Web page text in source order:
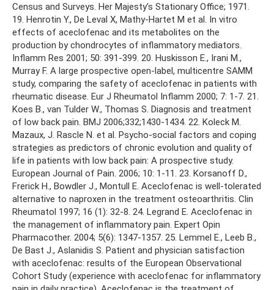
Census and Surveys. Her Majesty’s Stationary Office; 1971.
19. Henrotin Y., De Leval Х, Mathy-Hartet M et al. In vitro
effects of aceclofenac and its metabolites on the
production by chondrocytes of inflammatory mediators.
Inflamm Res 2001; 50: 391-399. 20. Huskisson E., Irani M.,
Murray F. A large prospective open-label, multicentre SAMM
study, comparing the safety of aceclofenac in patients with
rheumatic disease. Eur J Rheumatol Inflamm 2000; 7: 1-7. 21.
Koes B., van Tulder W., Thomas S. Diagnosis and treatment
of low back pain. BMJ 2006;332;1430-1434. 22. Koleck M.
Mazaux, J. Rascle N. et al. Psycho-social factors and coping
strategies as predictors of chronic evolution and quality of
life in patients with low back pain: A prospective study.
European Journal of Pain. 2006; 10: 1-11. 23. Korsanoff D.,
Frerick H., Bowdler J., Montull E. Aceclofenac is well-tolerated
alternative to naproхen in the treatment osteoarthritis. Clin
Rheumatol 1997; 16 (1): 32-8. 24. Legrand E. Aceclofenac in
the management of inflammatory pain. Expert Opin
Pharmacother. 2004; 5(6): 1347-1357. 25. Lemmel E., Leeb B.,
De Bast J., Aslanidis S. Patient and physician satisfaction
with aceclofenac: results of the European Observational
Cohort Study (experience with aceclofenac for inflammatory